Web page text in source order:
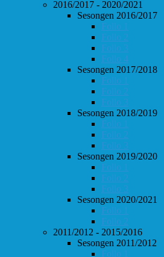
2016/2017 - 2020/2021
Sesongen 2016/2017
Follo 1
Follo 2
Follo 3
Follo 4
Sesongen 2017/2018
Follo 1
Follo 2
Follo 3
Sesongen 2018/2019
Follo 1
Follo 2
Follo 3
Sesongen 2019/2020
Follo 1
Follo 2
Follo 3
Sesongen 2020/2021
Follo 1
Follo 2
2011/2012 - 2015/2016
Sesongen 2011/2012
Follo 1